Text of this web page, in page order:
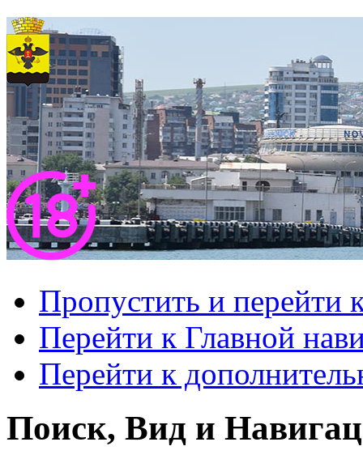
Пропустить и перейти
Перейти к Главной
Перейти к
Поиск, Вид и